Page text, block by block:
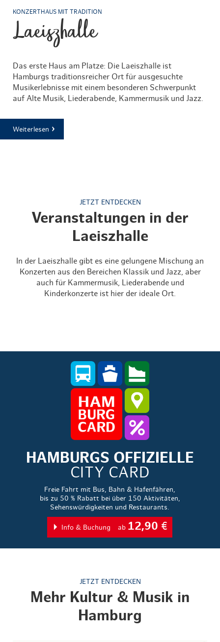
KONZERTHAUS MIT TRADITION
Laeiszhalle
Das erste Haus am Platze: Die Laeiszhalle ist
Hamburgs traditionsreicher Ort für ausgesuchte
Musikerlebnisse mit einem besonderen Schwerpunkt
auf Alte Musik, Liederabende, Kammermusik und Jazz.
Weiterlesen
JETZT ENTDECKEN
Veranstaltungen in der
Laeiszhalle
In der Laeiszhalle gibt es eine gelungene Mischung an
Konzerten aus den Bereichen Klassik und Jazz, aber
auch für Kammermusik, Liederabende und
Kinderkonzerte ist hier der ideale Ort.
HAMBURGS OFFIZIELLE
CITY CARD
Freie Fahrt mit Bus, Bahn & Hafenfähren,
bis zu 50 % Rabatt bei über 150 Aktivitäten,
Sehenswürdigkeiten und Restaurants.
Info & Buchung ab 12,90 €
JETZT ENTDECKEN
Mehr Kultur & Musik in
Hamburg